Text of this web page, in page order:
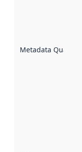
Metadata Quality